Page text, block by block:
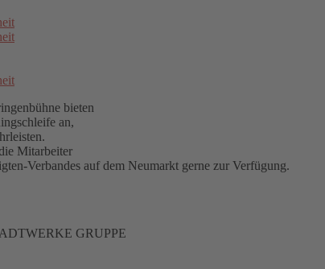
bieten
an,
Mitarbeiter
Verbandes auf dem Neumarkt gerne zur Verfügung.
GRUPPE